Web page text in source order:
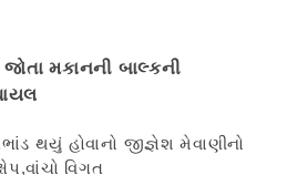
મકાનની બાલ્કની